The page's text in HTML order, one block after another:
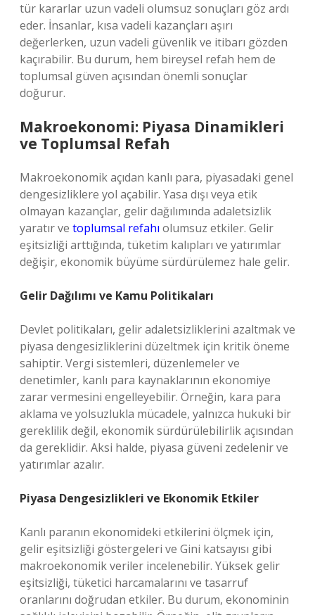
tür kararlar uzun vadeli olumsuz sonuçları göz ardı
eder. İnsanlar, kısa vadeli kazançları aşırı
değerlerken, uzun vadeli güvenlik ve itibarı gözden
kaçırabilir. Bu durum, hem bireysel refah hem de
toplumsal güven açısından önemli sonuçlar
doğurur.
Makroekonomi: Piyasa Dinamikleri
ve Toplumsal Refah
Makroekonomik açıdan kanlı para, piyasadaki genel
dengesizliklere yol açabilir. Yasa dışı veya etik
olmayan kazançlar, gelir dağılımında adaletsizlik
yaratır ve toplumsal refahı olumsuz etkiler. Gelir
eşitsizliği arttığında, tüketim kalıpları ve yatırımlar
değişir, ekonomik büyüme sürdürülemez hale gelir.
Gelir Dağılımı ve Kamu Politikaları
Devlet politikaları, gelir adaletsizliklerini azaltmak ve
piyasa dengesizliklerini düzeltmek için kritik öneme
sahiptir. Vergi sistemleri, düzenlemeler ve
denetimler, kanlı para kaynaklarının ekonomiye
zarar vermesini engelleyebilir. Örneğin, kara para
aklama ve yolsuzlukla mücadele, yalnızca hukuki bir
gereklilik değil, ekonomik sürdürülebilirlik açısından
da gereklidir. Aksi halde, piyasa güveni zedelenir ve
yatırımlar azalır.
Piyasa Dengesizlikleri ve Ekonomik Etkiler
Kanlı paranın ekonomideki etkilerini ölçmek için,
gelir eşitsizliği göstergeleri ve Gini katsayısı gibi
makroekonomik veriler incelenebilir. Yüksek gelir
eşitsizliği, tüketici harcamalarını ve tasarruf
oranlarını doğrudan etkiler. Bu durum, ekonominin